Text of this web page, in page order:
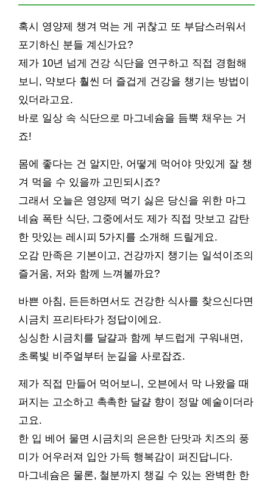
혹시 영양제 챙겨 먹는 게 귀찮고 또 부담스러워서
포기하신 분들 계신가요?
제가 10년 넘게 건강 식단을 연구하고 직접 경험해
보니, 약보다 훨씬 더 즐겁게 건강을 챙기는 방법이
있더라고요.
바로 일상 속 식단으로 마그네슘을 듬뿍 채우는 거
죠!
몸에 좋다는 건 알지만, 어떻게 먹어야 맛있게 잘 챙
겨 먹을 수 있을까 고민되시죠?
그래서 오늘은 영양제 먹기 싫은 당신을 위한 마그
네슘 폭탄 식단, 그중에서도 제가 직접 맛보고 감탄
한 맛있는 레시피 5가지를 소개해 드릴게요.
오감 만족은 기본이고, 건강까지 챙기는 일석이조의
즐거움, 저와 함께 느껴볼까요?
바쁜 아침, 든든하면서도 건강한 식사를 찾으신다면
시금치 프리타타가 정답이에요.
싱싱한 시금치를 달걀과 함께 부드럽게 구워내면,
초록빛 비주얼부터 눈길을 사로잡죠.
제가 직접 만들어 먹어보니, 오븐에서 막 나왔을 때
퍼지는 고소하고 촉촉한 달걀 향이 정말 예술이더라
고요.
한 입 베어 물면 시금치의 은은한 단맛과 치즈의 풍
미가 어우러져 입안 가득 행복감이 퍼진답니다.
마그네슘은 물론, 철분까지 챙길 수 있는 완벽한 한